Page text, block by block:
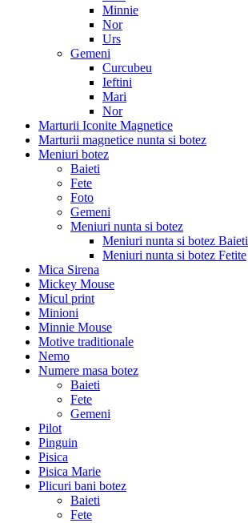
Minnie
Nor
Urs
Gemeni
Curcubeu
Ieftini
Mari
Nor
Marturii Iconite Magnetice
Marturii magnetice nunta si botez
Meniuri botez
Baieti
Fete
Foto
Gemeni
Meniuri nunta si botez
Meniuri nunta si botez Baieti
Meniuri nunta si botez Fetite
Mica Sirena
Mickey Mouse
Micul print
Minioni
Minnie Mouse
Motive traditionale
Nemo
Numere masa botez
Baieti
Fete
Gemeni
Pilot
Pinguin
Pisica
Pisica Marie
Plicuri bani botez
Baieti
Fete